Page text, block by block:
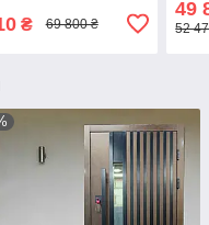
₴ 69 800 ₴
49
52